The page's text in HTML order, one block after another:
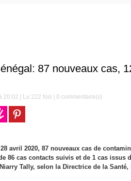
87 nouveaux cas,
20:02 | Lu 222 fois |0 commentaire(s)
avril 2020, 87 nouveaux cas de
86 cas contacts suivis et de 1 cas issus
Tally, selon la Directrice de la